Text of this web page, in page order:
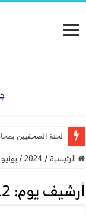
لجنة الصحفيين
الرئيسية /
2024
/يونيو
أرشيف يوم:12